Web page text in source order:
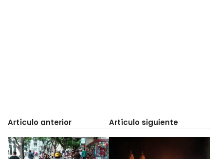
Artículo anterior Artículo siguiente